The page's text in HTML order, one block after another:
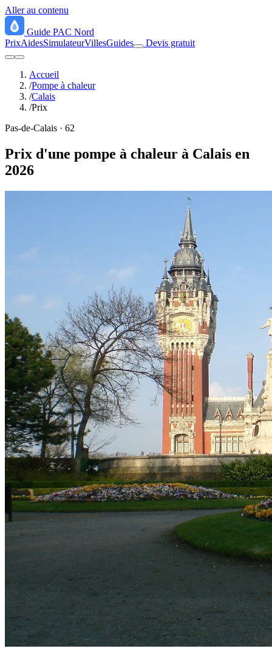
Aller au contenu
Guide PAC Nord
PrixAidesSimulateurVillesGuides Devis gratuit
Accueil
/Pompe à chaleur
/Calais
/Prix
Pas-de-Calais · 62
Prix d'une pompe à chaleur à Calais en
2026